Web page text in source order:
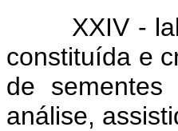
XXIV -
constituída e
de
análise,